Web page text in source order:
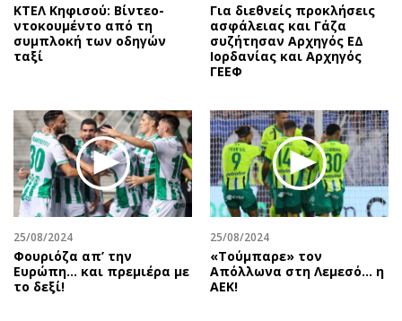
ΚΤΕΛ Κηφισού: Βίντεο-
ντοκουμέντο από τη
συμπλοκή των οδηγών
ταξί
Για διεθνείς προκλήσεις
ασφάλειας και Γάζα
συζήτησαν Αρχηγός ΕΔ
Ιορδανίας και Αρχηγός
ΓΕΕΦ
25/08/2024
Φουριόζα απ’ την
Ευρώπη… και πρεμιέρα με
το δεξί!
25/08/2024
«Τούμπαρε» τον
Απόλλωνα στη Λεμεσό… η
ΑΕΚ!